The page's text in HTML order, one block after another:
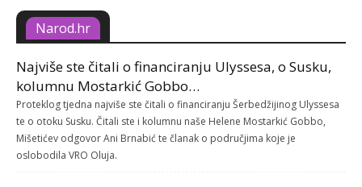
Narod.hr
Najviše ste čitali o financiranju Ulyssesa, o Susku,
kolumnu Mostarkić Gobbo…
Proteklog tjedna najviše ste čitali o financiranju Šerbedžijinog Ulyssesa
te o otoku Susku. Čitali ste i kolumnu naše Helene Mostarkić Gobbo,
Mišetićev odgovor Ani Brnabić te članak o područjima koje je
oslobodila VRO Oluja.